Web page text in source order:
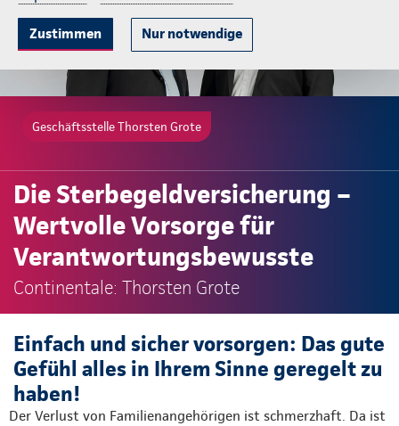
Zustimmen Nur notwendige
Geschäftsstelle Thorsten Grote
Die Sterbegeldversicherung –
Wertvolle Vorsorge für
Verantwortungsbewusste
Continentale: Thorsten Grote
Einfach und sicher vorsorgen: Das gute
Gefühl alles in Ihrem Sinne geregelt zu
haben!
Der Verlust von Familienangehörigen ist schmerzhaft. Da ist